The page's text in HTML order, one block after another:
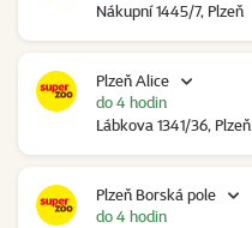
Nákupní 1445/7, Plzeň
Plzeň Alice
Lábkova 1341/36, Plzeň
do 4 hodin
Plzeň Borská pole
do 4 hodin